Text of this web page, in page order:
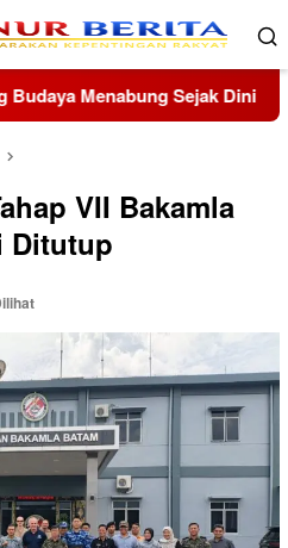
Penanganan Laka Lantas,
VII Bakamla
Ditutup